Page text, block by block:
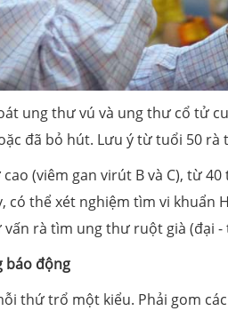
ung thư vú và ung thư cổ tử
đã bỏ hút. Lưu ý từ tuổi 50
(viêm gan virút B và C), từ
có thể xét nghiệm tìm vi khuẩn
rà tìm ung thư ruột già (đại
báo động
thứ trổ một kiểu. Phải gom